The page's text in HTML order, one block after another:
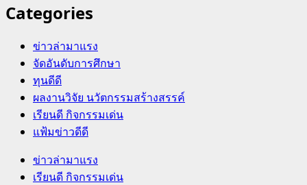
Categories
ข่าวล่ามาแรง
จัดอันดับการศึกษา
ทุนดีดี
ผลงานวิจัย นวัตกรรมสร้างสรรค์
เรียนดี กิจกรรมเด่น
แฟ้มข่าวดีดี
Primary
Menu
ข่าวล่ามาแรง
เรียนดี กิจกรรมเด่น